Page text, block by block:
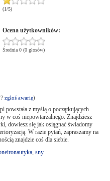
(1/5)
Ocena użytkowników:
Średnia 0 (0 głosów)
zgłoś awarię)
powstała z myślą o początkujących
w coś niepowtarzalnego. Znajdziesz
dowiesz się jak osiągnać świadomy
W razie pytań, zapraszamy na
znajdzie coś dla siebie.
, sny